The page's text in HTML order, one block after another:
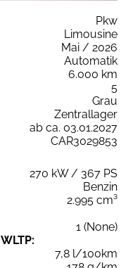
Pkw
Limousine
Mai / 2026
Automatik
6.000 km
5
Grau
Zentrallager
ab ca. 03.01.2027
CAR3029853
270 kW / 367 PS
Benzin
2.995 cm³
1 (None)
7,8 l/100km